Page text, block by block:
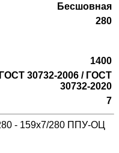
Бесшовная
280
1400
ГОСТ 30732-2006 / ГОСТ
30732-2020
7